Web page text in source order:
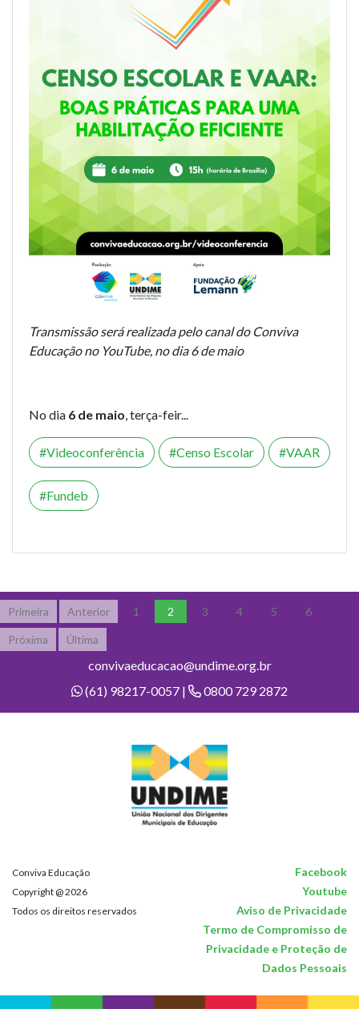
Transmissão será realizada pelo canal do Conviva
Educação no YouTube, no dia 6 de maio
No dia 6 de maio, terça-feir...
Videoconferência Censo Escolar VAAR
Fundeb
Primeira Anterior 1 2 3 4 5 6
Próxima Última
convivaeducacao@undime.org.br
(61) 98217-0057 |
0800 729 2872
Conviva Educação Facebook
Copyright @ 2026 Youtube
Todos os direitos reservados
Aviso de Privacidade
Termo de Compromisso de
Privacidade e Proteção de
Dados Pessoais